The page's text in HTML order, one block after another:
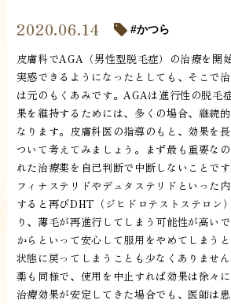
2020.06.14 かつら
皮膚科でAGA（男性型脱毛症）の治療を開
実感できるようになったとしても、そこで
は元のもくあみです。AGAは進行性の脱毛
果を維持するためには、多くの場合、継続
なります。皮膚科医の指導のもと、効果を
ついて考えてみましょう。まず最も重要な
れた治療薬を自己判断で中断しないことで
フィナステリドやデュタステリドといった
すると再びDHT（ジヒドロテストステロン
り、薄毛が再進行してしまう可能性が高い
からといって安心して服用をやめてしまう
状態に戻ってしまうことも少なくありませ
薬も同様で、使用を中止すれば効果は徐々に
治療効果が安定してきた場合でも、医師は